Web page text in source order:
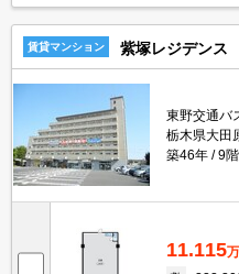
賃貸マンション 紫塚レジデンス
東野交通バ
栃木県大田
築46年
9
11.115